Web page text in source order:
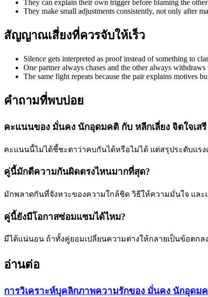
They can explain their own trigger before blaming the other
They make small adjustments consistently, not only after
สัญญาณเสี่ยงที่ควรจับให้เร็ว
Silence gets interpreted as proof instead of something to
One partner always chases and the other always
The same fight repeats because the pair explains motives
คำถามที่พบบ่อย
คะแนนของ มั่นคง นักอุดมคติ กับ หลีกเลี่ยง จิตใจเสรี
คะแนนนี้ไม่ได้ชี้ชะตาว่าคบกันได้หรือไม่ได้ แต่สรุประดับแร
คู่นี้มักตีความกันผิดตรงไหนมากที่สุด?
มักพลาดกันที่จังหวะของความใกล้ชิด วิธีให้ความมั่นใจ แล
คู่นี้ยังมีโอกาสซ่อมแซมได้ไหม?
มีได้แน่นอน ถ้าทั้งคู่ยอมเปลี่ยนความต่างให้กลายเป็นข้อตก
อ่านต่อ
การวิเคราะห์บุคลิกภาพความรักของ มั่นคง นักอุดมค